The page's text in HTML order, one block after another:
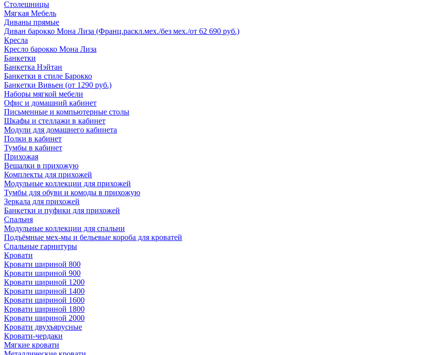
Столешницы
Мягкая Мебель
Диваны прямые
Диван барокко Мона Лиза (Франц.раскл.мех./без мех./от 62 690 руб.)
Кресла
Кресло барокко Мона Лиза
Банкетки
Банкетка Нэйтан
Банкетки в стиле Барокко
Банкетки Вивьен (от 1290 руб.)
Наборы мягкой мебели
Офис и домашний кабинет
Письменные и компьютерные столы
Шкафы и стеллажи в кабинет
Модули для домашнего кабинета
Полки в кабинет
Тумбы в кабинет
Прихожая
Вешалки в прихожую
Комплекты для прихожей
Модульные коллекции для прихожей
Тумбы для обуви и комоды в прихожую
Зеркала для прихожей
Банкетки и пуфики для прихожей
Спальня
Модульные коллекции для спальни
Подъёмные мех-мы и бельевые короба для кроватей
Спальные гарнитуры
Кровати
Кровати шириной 800
Кровати шириной 900
Кровати шириной 1200
Кровати шириной 1400
Кровати шириной 1600
Кровати шириной 1800
Кровати шириной 2000
Кровати двухъярусные
Кровати-чердаки
Мягкие кровати